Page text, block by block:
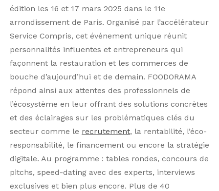
édition les 16 et 17 mars 2025 dans le 11e
arrondissement de Paris. Organisé par l’accélérateur
Service Compris, cet événement unique réunit
personnalités influentes et entrepreneurs qui
façonnent la restauration et les commerces de
bouche d’aujourd’hui et de demain. FOODORAMA
répond ainsi aux attentes des professionnels de
l’écosystème en leur offrant des solutions concrètes
et des éclairages sur les problématiques clés du
secteur comme le recrutement, la rentabilité, l’éco-
responsabilité, le financement ou encore la stratégie
digitale. Au programme : tables rondes, concours de
pitchs, speed-dating avec des experts, interviews
exclusives et bien plus encore. Plus de 40